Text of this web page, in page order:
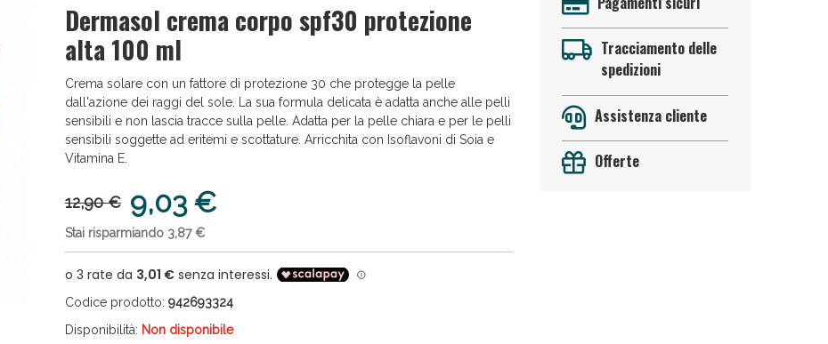
Dermasol crema corpo spf30 protezione
alta 100 ml
Crema solare con un fattore di protezione 30 che protegge la pelle
dall'azione dei raggi del sole. La sua formula delicata è adatta anche alle pelli
sensibili e non lascia tracce sulla pelle. Adatta per la pelle chiara e per le pelli
sensibili soggette ad eritemi e scottature. Arricchita con Isoflavoni di Soia e
Vitamina E.
12,90 € 9,03 €
Stai risparmiando 3,87 €
Codice prodotto: 942693324
Disponibilità: Non disponibile
Tracciamento delle
spedizioni
Assistenza cliente
Offerte
Salini e Multivitaminici: oggi Sconto extra fino al 50%!